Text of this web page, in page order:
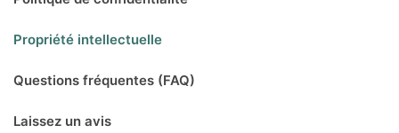
Propriété intellectuelle
Questions fréquentes (FAQ)
Laissez un avis